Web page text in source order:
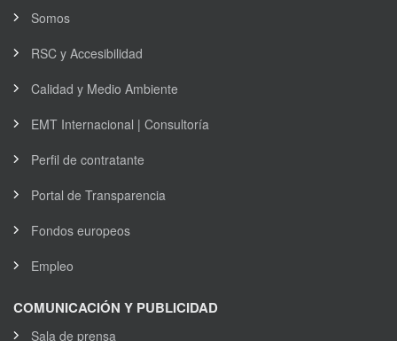
Somos
RSC y Accesibilidad
Calidad y Medio Ambiente
EMT Internacional | Consultoría
Perfil de contratante
Portal de Transparencia
Fondos europeos
Empleo
COMUNICACIÓN Y PUBLICIDAD
Sala de prensa